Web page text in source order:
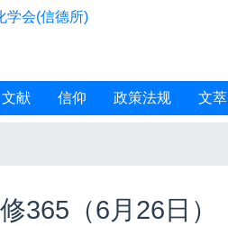
学会(信德所)
文献 信仰 政策法规 文萃
365（6月26日）